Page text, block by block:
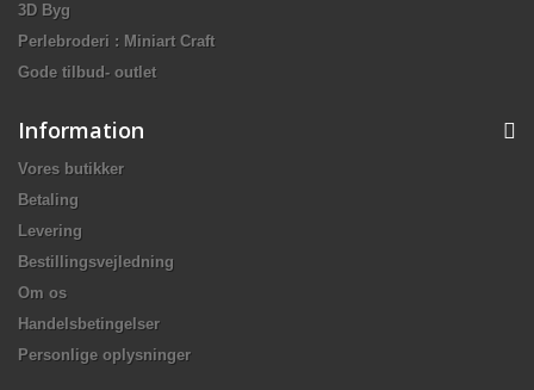
3D Byg
Perlebroderi : Miniart Craft
Gode tilbud- outlet
Information
Vores butikker
Betaling
Levering
Bestillingsvejledning
Om os
Handelsbetingelser
Personlige oplysninger